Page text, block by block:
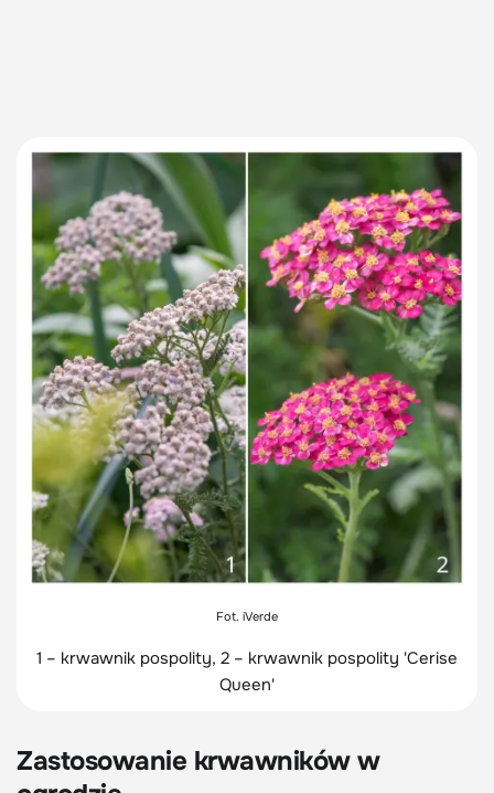
Fot. iVerde
1 – krwawnik pospolity, 2 – krwawnik pospolity 'Cerise
Queen'
Zastosowanie krwawników w